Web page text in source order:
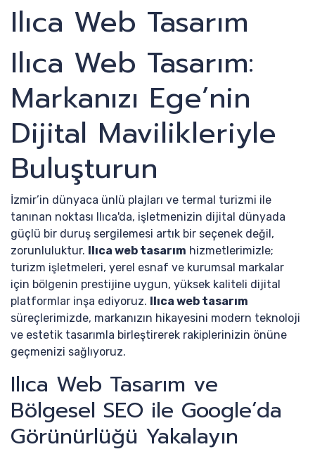
Ilıca Web Tasarım
Ilıca Web Tasarım:
Markanızı Ege’nin
Dijital Mavilikleriyle
Buluşturun
İzmir’in dünyaca ünlü plajları ve termal turizmi ile
tanınan noktası Ilıca'da, işletmenizin dijital dünyada
güçlü bir duruş sergilemesi artık bir seçenek değil,
zorunluluktur. Ilıca web tasarım hizmetlerimizle;
turizm işletmeleri, yerel esnaf ve kurumsal markalar
için bölgenin prestijine uygun, yüksek kaliteli dijital
platformlar inşa ediyoruz. Ilıca web tasarım
süreçlerimizde, markanızın hikayesini modern teknoloji
ve estetik tasarımla birleştirerek rakiplerinizin önüne
geçmenizi sağlıyoruz.
Ilıca Web Tasarım ve
Bölgesel SEO ile Google’da
Görünürlüğü Yakalayın